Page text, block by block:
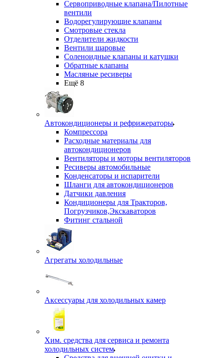
Сервоприводные клапана/Пилотные
вентили
Водорегулирующие клапаны
Смотровые стекла
Отделители жидкости
Вентили шаровые
Соленоидные клапаны и катушки
Обратные клапаны
Масляные ресиверы
Ещё 8
Автокондиционеры и рефрижераторы
Компрессора
Расходные материалы для
автокондиционеров
Вентиляторы и моторы вентиляторов
Ресиверы автомобильные
Конденсаторы и испарители
Шланги для автокондиционеров
Датчики давления
Кондиционеры для Тракторов,
Погрузчиков,Экскаваторов
Фитинг стальной
Агрегаты холодильные
Аксессуары для холодильных камер
Хим. средства для сервиса и ремонта
холодильных систем